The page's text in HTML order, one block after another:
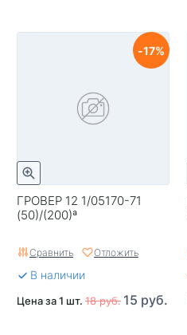
ГРОВЕР 12 1/05170-71
(50)/(200)ª
17
Сравнить Отложить
В наличии
Цена за 1 шт. 18 руб. 15 руб.